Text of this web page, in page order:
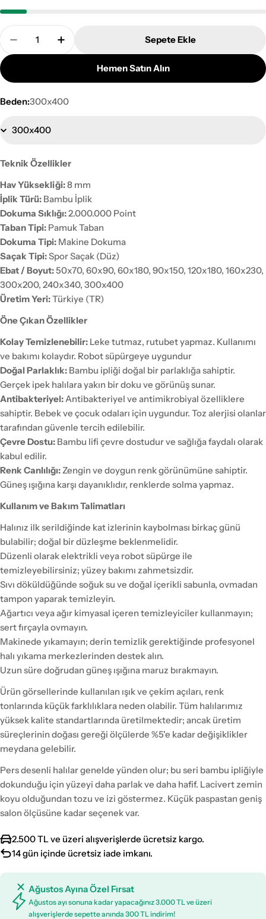
Adet
Naar Pers 16667A Bambu Halı Adetini Azalt
Naar Pers 16667A Bambu Halı Adetini
Sepete Ekle
Hemen Satın Alın
Beden:300x400
Teknik Özellikler
Hav Yüksekliği:8 mm
İplik Türü: Bambu İplik
Dokuma Sıklığı:2.000.000 Point
Taban Tipi: Pamuk Taban
Dokuma Tipi: Makine Dokuma
Saçak Tipi:Spor Saçak (Düz)
Ebat / Boyut:50x70, 60x90, 60x180, 90x150, 120x180, 160x230,
300x200, 240x340, 300x400
Üretim Yeri:Türkiye (TR)
Öne Çıkan Özellikler
Kolay Temizlenebilir: Leke tutmaz, rutubet yapmaz. Kullanımı
ve bakımı kolaydır. Robot süpürgeye uygundur
Doğal Parlaklık: Bambu ipliği doğal bir parlaklığa sahiptir.
Gerçek ipek halılara yakın bir doku ve görünüş sunar.
Antibakteriyel:Antibakteriyel ve antimikrobiyal özelliklere
sahiptir. Bebek ve çocuk odaları için uygundur. Toz alerjisi olanlar
tarafından güvenle tercih edilebilir.
Çevre Dostu: Bambu lifi çevre dostudur ve sağlığa faydalı olarak
kabul edilir.
Renk Canlılığı:Zengin ve doygun renk görünümüne sahiptir.
Güneş ışığına karşı dayanıklıdır, renklerde solma yapmaz.
Kullanım ve Bakım Talimatları
Halınız ilk serildiğinde kat izlerinin kaybolması birkaç günü
bulabilir; doğal bir düzleşme beklenmelidir.
Düzenli olarak elektrikli veya robot süpürge ile
temizleyebilirsiniz; yüzey bakımı zahmetsizdir.
Sıvı döküldüğünde soğuk su ve doğal içerikli sabunla, ovmadan
tampon yaparak temizleyin.
Ağartıcı veya ağır kimyasal içeren temizleyiciler kullanmayın;
sert fırçayla ovmayın.
Makinede yıkamayın; derin temizlik gerektiğinde profesyonel
halı yıkama merkezlerinden destek alın.
Uzun süre doğrudan güneş ışığına maruz bırakmayın.
Ürün görsellerinde kullanılan ışık ve çekim açıları, renk
tonlarında küçük farklılıklara neden olabilir. Tüm halılarımız
yüksek kalite standartlarında üretilmektedir; ancak üretim
süreçlerinin doğası gereği ölçülerde %5'e kadar değişiklikler
meydana gelebilir.
Pers desenli halılar genelde yünden olur; bu seri bambu ipliğiyle
dokunduğu için yüzeyi daha parlak ve daha hafif. Lacivert zemin
koyu olduğundan tozu ve izi göstermez. Küçük paspastan geniş
salon ölçüsüne kadar seçenek var.
2.500 TL ve üzeri alışverişlerde ücretsiz kargo.
14 gün içinde ücretsiz iade imkanı.
Ağustos Ayına Özel Fırsat
Ağustos ayı sonuna kadar yapacağınız 3.000 TL ve üzeri
alışverişlerde sepette anında 300 TL indirim!